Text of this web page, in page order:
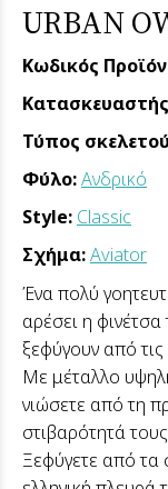
URBAN
Κωδικός
Τύπος
Φύλο:Ανδρικό
Style: Classic
Σχήμα:Aviator
Ένα πολύ
αρέσει η
ξεφύγουν από
Με μέταλλο
νιώσετε από τη
στιβαρότητά
Ξεφύγετε από τα